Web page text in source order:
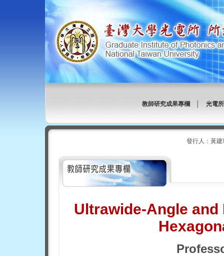
教師研究成果專欄│光電
發行人：黃
Ultrawide-Angle